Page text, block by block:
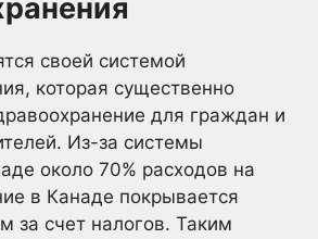
своей системой
которая существенно
для граждан и
Из-за системы
около 70% расходов на
в Канаде покрывается
за счет налогов. Таким